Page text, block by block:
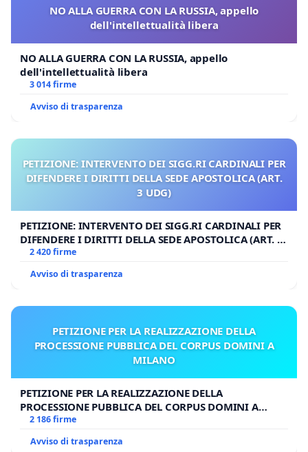
NO ALLA GUERRA CON LA RUSSIA, appello
dell'intellettualità libera
NO ALLA GUERRA CON LA RUSSIA, appello
dell'intellettualità libera
3 014 firme
Avviso di trasparenza
PETIZIONE: INTERVENTO DEI SIGG.RI CARDINALI PER
DIFENDERE I DIRITTI DELLA SEDE APOSTOLICA (ART.
3 UDG)
PETIZIONE: INTERVENTO DEI SIGG.RI CARDINALI PER
DIFENDERE I DIRITTI DELLA SEDE APOSTOLICA (ART. 3
UDG)
2 420 firme
Avviso di trasparenza
PETIZIONE PER LA REALIZZAZIONE DELLA
PROCESSIONE PUBBLICA DEL CORPUS DOMINI A
MILANO
PETIZIONE PER LA REALIZZAZIONE DELLA
PROCESSIONE PUBBLICA DEL CORPUS DOMINI A
MILANO
2 186 firme
Avviso di trasparenza